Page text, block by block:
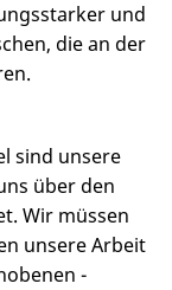
und
die an der
sind unsere
über den
Wir müssen
unsere Arbeit
-